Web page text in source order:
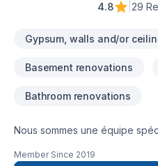
4.8
29
Gypsum, walls and/or
Basement renovations
Bathroom renovations
Nous sommes une équipe
pour la réalisation de salles
Member Since 2019